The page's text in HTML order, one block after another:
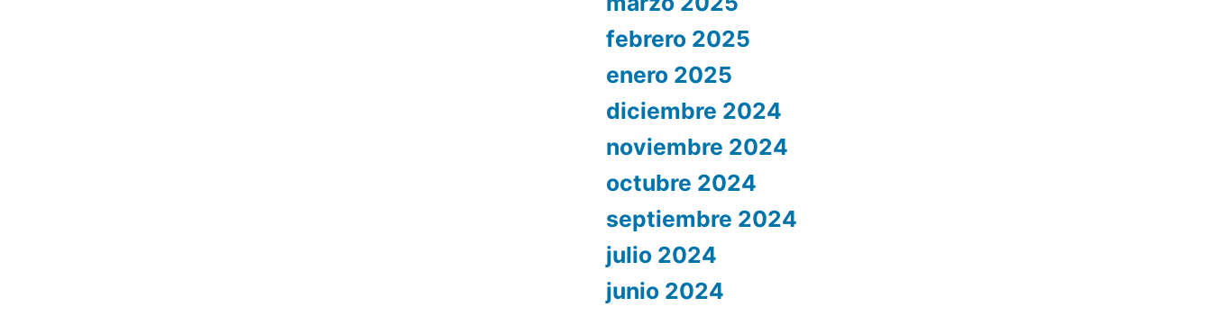
febrero 2025
enero 2025
diciembre 2024
noviembre 2024
octubre 2024
septiembre 2024
julio 2024
junio 2024